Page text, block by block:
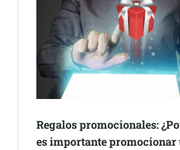
Regalos promocionales:
es importante promocionar